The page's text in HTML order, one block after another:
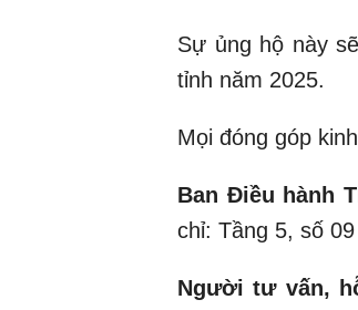
Sự ủng hộ này
tỉnh năm 2025.
Mọi đóng góp
Ban Điều hành
chỉ: Tầng 5, số
Người tư vấn,